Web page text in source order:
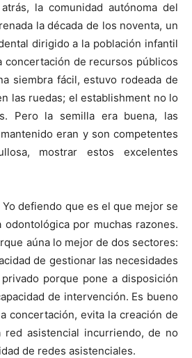
la comunidad autónoma del
la década de los noventa, un
dirigido a la población infantil
concertación de recursos públicos
siembra fácil, estuvo rodeada de
las ruedas; el establishment no lo
Pero la semilla era buena, las
eran y son competentes
mostrar estos excelentes
defiendo que es el que mejor se
odontológica por muchas razones.
aúna lo mejor de dos sectores:
de gestionar las necesidades
porque pone a disposición
de intervención. Es bueno
concertación, evita la creación de
red asistencial incurriendo, de no
de redes asistenciales.